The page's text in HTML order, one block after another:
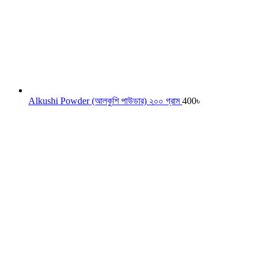
Alkushi Powder (আলকুশি পাউডার) ২০০ গ্রাম400৳